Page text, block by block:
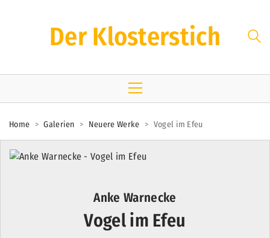
Der Klosterstich
Home > Galerien > Neuere Werke > Vogel im Efeu
Anke Warnecke
Vogel im Efeu